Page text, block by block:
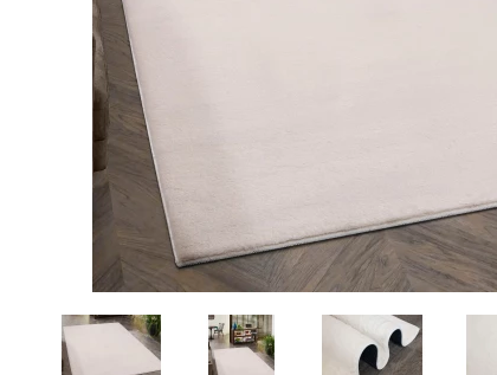
Předsíň, šatna a chodba
Koupelna
Zahrada
Domácnost
BYTOVÝ TEXTIL
Přikrývky
Polštáře
Závěsy a žaluzie
Zobrazit vše
VELIKONOCE